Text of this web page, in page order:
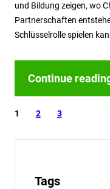
und Bildung zeigen, wo
Partnerschaften
Schlüsselrolle spielen
Continue
1 2 3
Tags